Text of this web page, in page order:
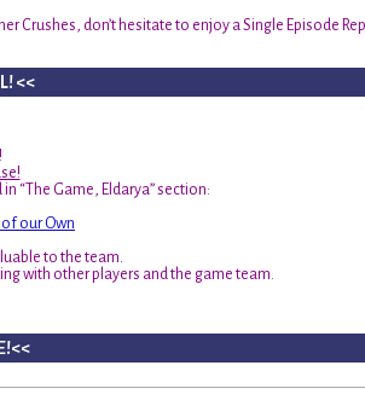
Crushes, don’t hesitate to enjoy a Single Episode
<<
“The Game, Eldarya” section:
of our Own
to the team.
with other players and the game team.